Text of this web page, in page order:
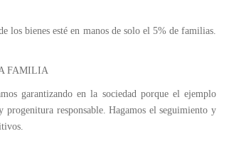
bienes esté en manos de solo el 5% de familias.
FAMILIA
garantizando en la sociedad porque el ejemplo
responsable. Hagamos el seguimiento y